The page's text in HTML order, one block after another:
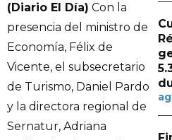
(Diario El Día) Con la
presencia del ministro de
Economía, Félix de
Vicente, el subsecretario
de Turismo, Daniel Pardo
y la directora regional de
Sernatur, Adriana